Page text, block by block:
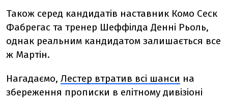
Також серед кандидатів наставник Комо Сеск
Фабрегас та тренер Шеффілда Денні Рьоль,
однак реальним кандидатом залишається все
ж Мартін.
Нагадаємо, Лестер втратив всі шанси на
збереження прописки в елітному дивізіоні